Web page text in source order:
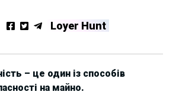
Loyer Hunt
– це один із способів
на майно.